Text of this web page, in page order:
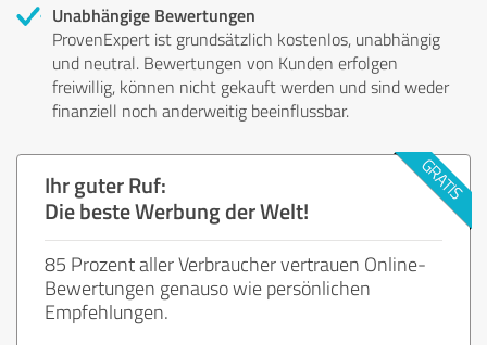
Unabhängige Bewertungen
ProvenExpert ist grundsätzlich kostenlos, unabhängig
und neutral. Bewertungen von Kunden erfolgen
freiwillig, können nicht gekauft werden und sind weder
finanziell noch anderweitig beeinflussbar.
Ihr guter Ruf:
Die beste Werbung der Welt!
85 Prozent aller Verbraucher vertrauen Online-
Bewertungen genauso wie persönlichen
Empfehlungen.